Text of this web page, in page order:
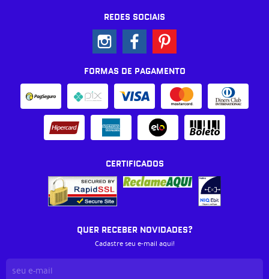
REDES SOCIAIS
FORMAS DE PAGAMENTO
CERTIFICADOS
QUER RECEBER NOVIDADES?
Cadastre seu e-mail aqui!